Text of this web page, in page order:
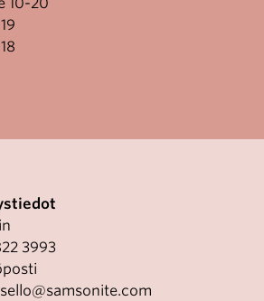
3993